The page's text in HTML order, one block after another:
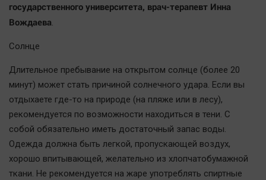
Экономика
Происшествия
Здоровье
Культура
Курилка
Мнения
Спорт
Технологии
Отраслевые темы
государственного университета, врач-терапевт Инна
Вождаева.
Солнце
Длительное пребывание на открытом солнце (более 20
минут) может стать причиной солнечного удара. Если вы
отдыхаете где-то на природе (на пляже или в лесу),
рекомендуется по возможности находиться в тени. С
собой обязательно иметь достаточный запас воды.
Одежда должна быть легкой, пропускающей воздух,
хорошо впитывающей, желательно из хлопчатобумажной
ткани. Не рекомендуется на жаре употреблять спиртные